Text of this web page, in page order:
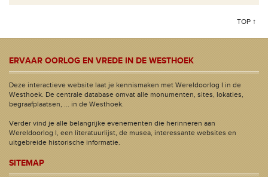
TOP ↑
ERVAAR OORLOG EN VREDE IN DE WESTHOEK
Deze interactieve website laat je kennismaken met Wereldoorlog I in de
Westhoek. De centrale database omvat alle monumenten, sites, lokaties,
begraafplaatsen, ... in de Westhoek.
Verder vind je alle belangrijke evenementen die herinneren aan
Wereldoorlog I, een literatuurlijst, de musea, interessante websites en
uitgebreide historische informatie.
SITEMAP